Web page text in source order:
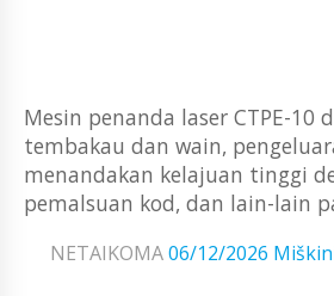
Mesin penanda laser CTPE-
tembakau dan wain,
menandakan kelajuan tinggi
pemalsuan kod, dan lain-lain
NETAIKOMA06/12/2026